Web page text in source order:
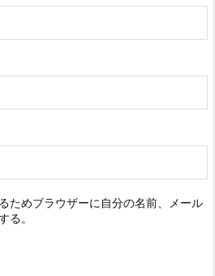
ためブラウザーに自分の名前、メール
る。